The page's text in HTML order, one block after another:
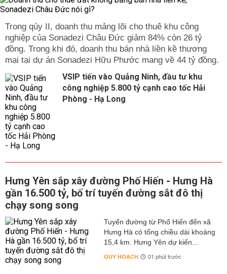
Trong qúy II, doanh thu mảng lõi cho thuê khu công
nghiệp của Sonadezi Châu Đức giảm 84% còn 26 tỷ
đồng. Trong khi đó, doanh thu bán nhà liền kề thương
mại tại dự án Sonadezi Hữu Phước mang về 44 tỷ đồng.
VSIP tiến vào Quảng Ninh, đầu tư khu
công nghiệp 5.800 tỷ cạnh cao tốc Hải
Phòng - Hạ Long
Hưng Yên sắp xây đường Phố Hiến - Hưng Hà
gần 16.500 tỷ, bố trí tuyến đường sắt đô thị
chạy song song
Tuyến đường từ Phố Hiến đến xã
Hưng Hà có tổng chiều dài khoảng
15,4 km. Hưng Yên dự kiến...
QUY HOẠCH 01 phút trước